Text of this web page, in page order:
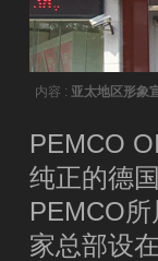
内容 : 亚太地区形象
PEMCO
纯正的德
PEMCO
家总部设